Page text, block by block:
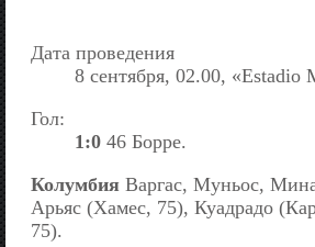
Дата проведения
8 сентября, 02.00, «Estadio
Гол:
1:0 46 Борре.
Колумбия Варгас, Муньос,
Арьяс (Хамес, 75), Куадрадо
75).